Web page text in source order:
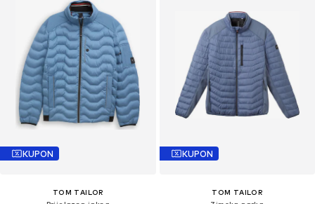
KUPON
TOM TAILOR
KUPON
TOM TAILOR